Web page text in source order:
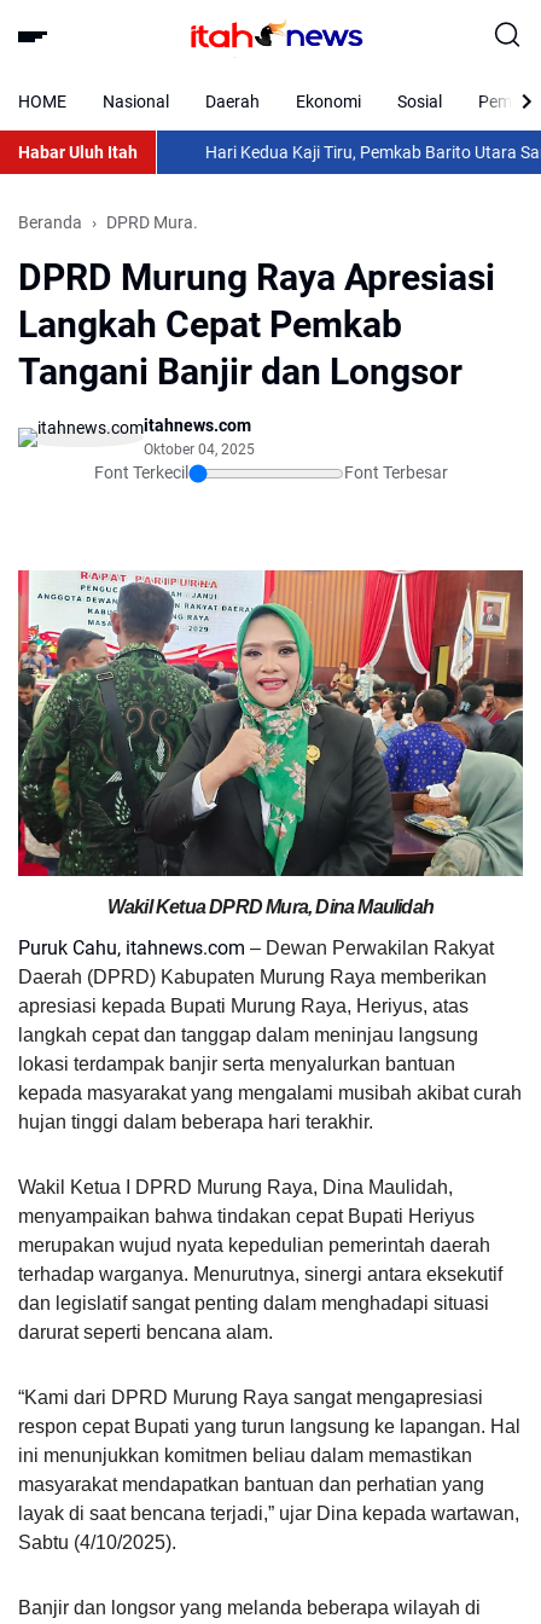
HOME Nasional Daerah Ekonomi Sosial
Habar Uluh Itah Hari Kedua Kaji Tiru, Pemkab Barito Utara
Beranda DPRD Mura.
DPRD Murung Raya Apresiasi
Langkah Cepat Pemkab
Tangani Banjir dan Longsor
itahnews.com
Oktober 04, 2025
Font Terkecil Font Terbesar
Wakil Ketua DPRD Mura, Dina Maulidah
Puruk Cahu, itahnews.com – Dewan Perwakilan Rakyat
Daerah (DPRD) Kabupaten Murung Raya memberikan
apresiasi kepada Bupati Murung Raya, Heriyus, atas
langkah cepat dan tanggap dalam meninjau langsung
lokasi terdampak banjir serta menyalurkan bantuan
kepada masyarakat yang mengalami musibah akibat curah
hujan tinggi dalam beberapa hari terakhir.
Wakil Ketua I DPRD Murung Raya, Dina Maulidah,
menyampaikan bahwa tindakan cepat Bupati Heriyus
merupakan wujud nyata kepedulian pemerintah daerah
terhadap warganya. Menurutnya, sinergi antara eksekutif
dan legislatif sangat penting dalam menghadapi situasi
darurat seperti bencana alam.
“Kami dari DPRD Murung Raya sangat mengapresiasi
respon cepat Bupati yang turun langsung ke lapangan. Hal
ini menunjukkan komitmen beliau dalam memastikan
masyarakat mendapatkan bantuan dan perhatian yang
layak di saat bencana terjadi,” ujar Dina kepada wartawan,
Sabtu (4/10/2025).
Banjir dan longsor yang melanda beberapa wilayah di